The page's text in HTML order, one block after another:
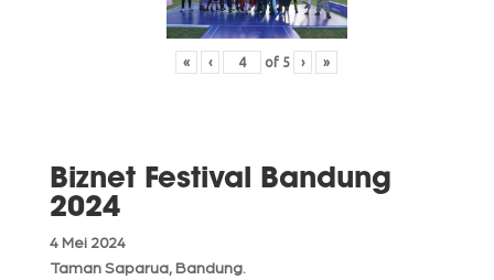
« ‹ of 5 › »
Biznet Festival Bandung
2024
4 Mei 2024
Taman Saparua, Bandung.